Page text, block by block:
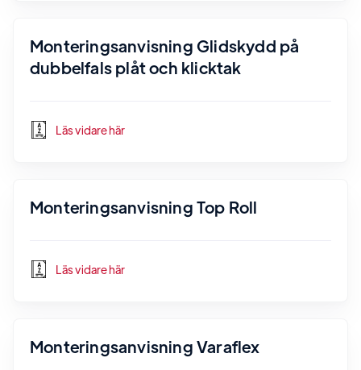
Monteringsanvisning Glidskydd på
dubbelfals plåt och klicktak
Läs vidare här
Monteringsanvisning Top Roll
Läs vidare här
Monteringsanvisning Varaflex